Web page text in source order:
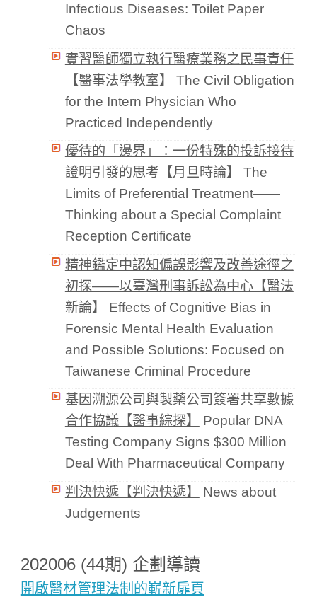
Infectious Diseases: Toilet Paper
Chaos
實習醫師獨立執行醫療業務之民事責任
【醫事法學教室】
The Civil Obligation
for the Intern Physician Who
Practiced Independently
優待的「邊界」：一份特殊的投訴接待
證明引發的思考【月旦時論】
The
Limits of Preferential Treatment——
Thinking about a Special Complaint
Reception Certificate
精神鑑定中認知偏誤影響及改善途徑之
初探——以臺灣刑事訴訟為中心【醫法
新論】
Effects of Cognitive Bias in
Forensic Mental Health Evaluation
and Possible Solutions: Focused on
Taiwanese Criminal Procedure
基因溯源公司與製藥公司簽署共享數據
合作協議【醫事綜探】
Popular DNA
Testing Company Signs $300 Million
Deal With Pharmaceutical Company
判決快遞【判決快遞】
News about
Judgements
202006 (44期) 企劃導讀
開啟醫材管理法制的嶄新扉頁